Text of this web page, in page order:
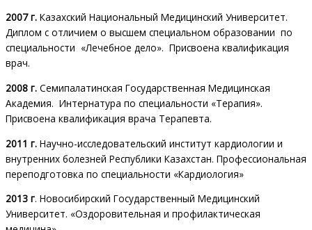
2007 г. Казахский Национальный Медицинский Университет.
Диплом с отличием о высшем специальном образовании по
специальности «Лечебное дело». Присвоена квалификация
врач.
2008 г. Семипалатинская Государственная Медицинская
Академия. Интернатура по специальности «Терапия».
Присвоена квалификация врача Терапевта.
2011 г. Научно-исследовательский институт кардиологии и
внутренних болезней Республики Казахстан. Профессиональная
переподготовка по специальности «Кардиология»
2013 г. Новосибирский Государственный Медицинский
Университет. «Оздоровительная и профилактическая